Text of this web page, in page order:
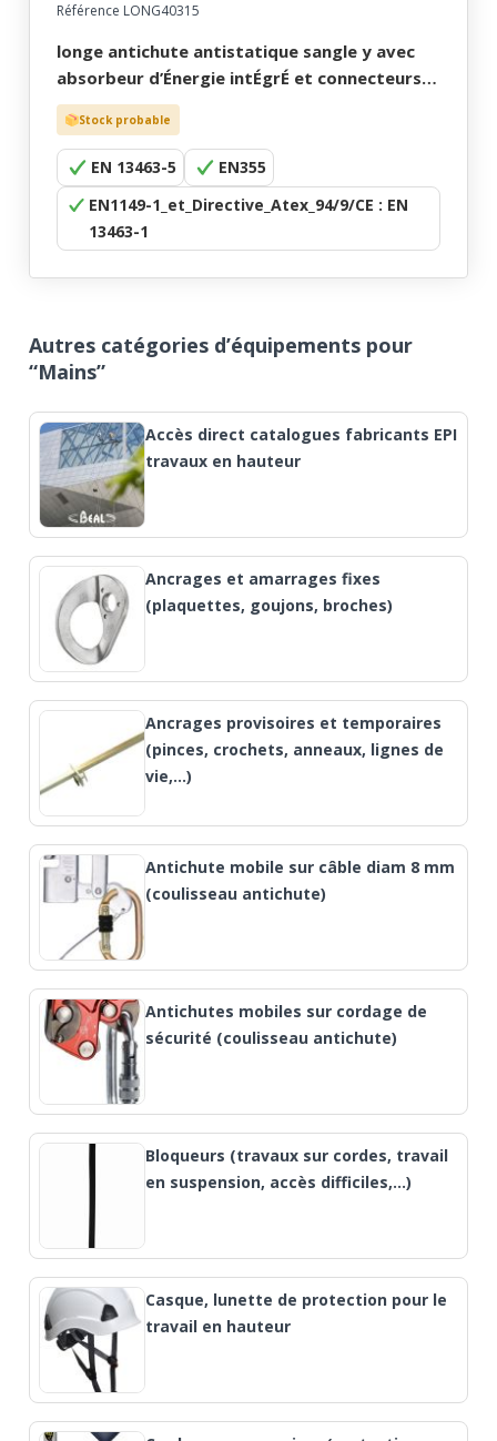
Référence LONG40315
longe antichute antistatique sangle y avec
absorbeur d’Énergie intÉgrÉ et connecteurs.
absorber-sy 150 mgo atex.
Stock probable
EN 13463-5
EN355
EN1149-1_et_Directive_Atex_94/9/CE : EN
13463-1
Autres catégories d’équipements pour
“Mains”
Accès direct catalogues fabricants EPI
travaux en hauteur
Ancrages et amarrages fixes
(plaquettes, goujons, broches)
Ancrages provisoires et temporaires
(pinces, crochets, anneaux, lignes de
vie,…)
Antichute mobile sur câble diam 8 mm
(coulisseau antichute)
Antichutes mobiles sur cordage de
sécurité (coulisseau antichute)
Bloqueurs (travaux sur cordes, travail
en suspension, accès difficiles,...)
Casque, lunette de protection pour le
travail en hauteur